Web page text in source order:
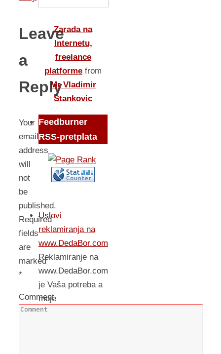
Leave
a
Reply
Your
email
address
will
not
be
published.
Required
fields
are
marked
*
Comment
Zarada na
Internetu,
freelance
platforme from
Mr Vladimir
Stankovic
Feedburner
RSS-pretplata
Uslovi
reklamiranja na
www.DedaBor.com
Reklamiranje na
www.DedaBor.com
je Vaša potreba a
moje
zadovoljstvo!!! :)